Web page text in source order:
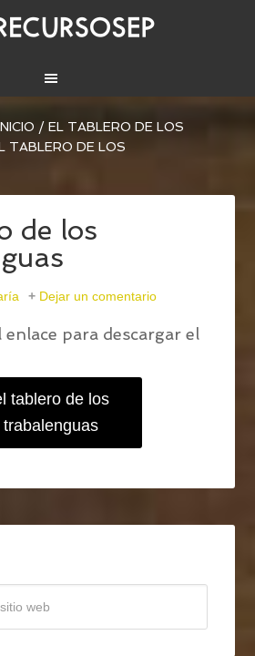
/ EL TABLERO DE LOS
TABLERO DE LOS
de los
Dejar un comentario
enlace para descargar el
tablero de los
trabalenguas